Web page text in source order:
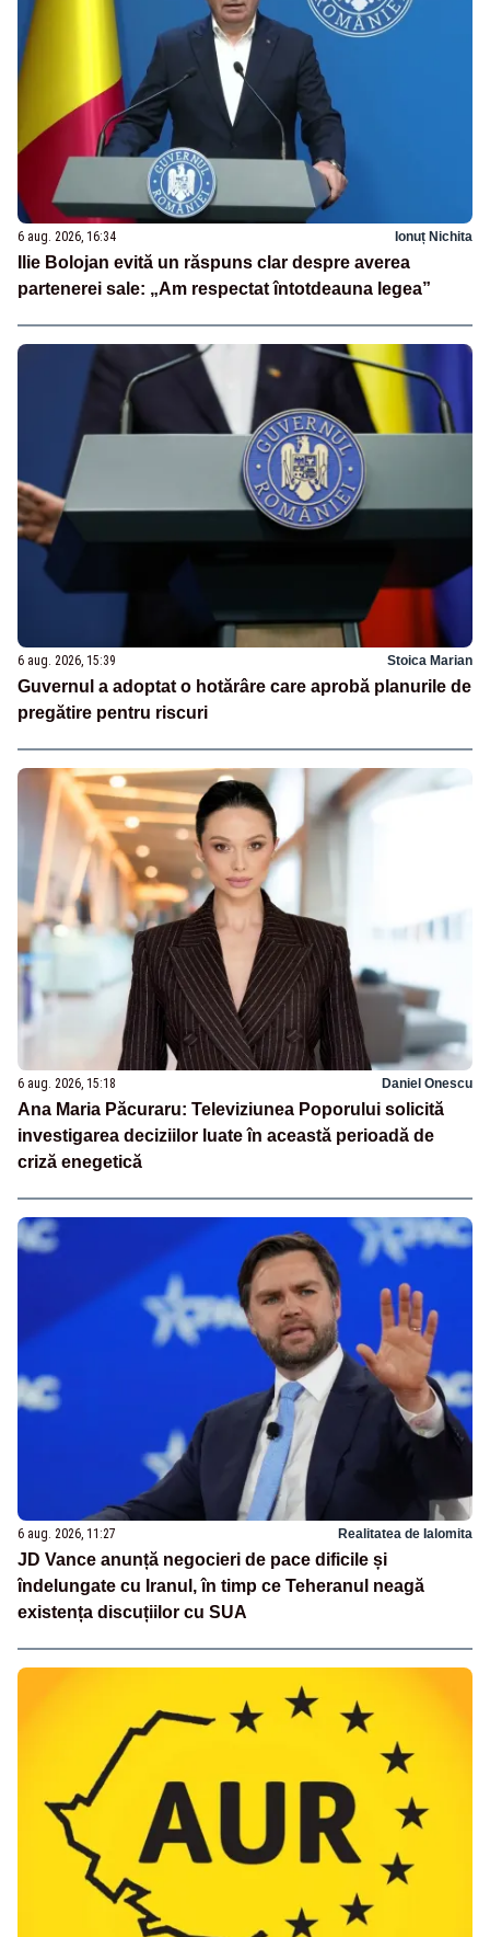
6 aug. 2026, 16:34 Ionuț Nichita
Ilie Bolojan evită un răspuns clar despre averea
partenerei sale: „Am respectat întotdeauna legea”
6 aug. 2026, 15:39 Stoica Marian
Guvernul a adoptat o hotărâre care aprobă planurile de
pregătire pentru riscuri
6 aug. 2026, 15:18 Daniel Onescu
Ana Maria Păcuraru: Televiziunea Poporului solicită
investigarea deciziilor luate în această perioadă de
criză enegetică
6 aug. 2026, 11:27 Realitatea de Ialomita
JD Vance anunță negocieri de pace dificile și
îndelungate cu Iranul, în timp ce Teheranul neagă
existența discuțiilor cu SUA